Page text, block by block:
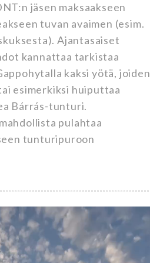
jäsen maksaakseen
tuvan avaimen (esim.
Ajantasaiset
kannattaa tarkistaa
kaksi yötä, joiden
esimerkiksi huiputtaa
Bárrás-tunturi.
pulahtaa
tunturipuroon